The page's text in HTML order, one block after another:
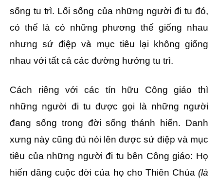
sống tu trì. Lối sống của những người đi tu đó,
có thể là có những phương thế giống nhau
nhưng sứ điệp và mục tiêu lại không giống
nhau với tất cả các đường hướng tu trì.
Cách riêng với các tín hữu Công giáo thì
những người đi tu được gọi là những người
đang sống trong đời sống thánh hiến. Danh
xưng này cũng đủ nói lên được sứ điệp và mục
tiêu của những người đi tu bên Công giáo: Họ
hiến dâng cuộc đời của họ cho Thiên Chúa (là